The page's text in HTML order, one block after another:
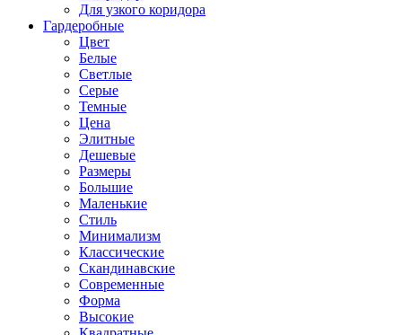
Для узкого коридора
Гардеробные
Цвет
Белые
Светлые
Серые
Темные
Цена
Элитные
Дешевые
Размеры
Большие
Маленькие
Стиль
Минимализм
Классические
Скандинавские
Современные
Форма
Высокие